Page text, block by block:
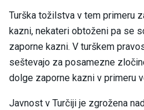
Turška tožilstva v tem primeru
kazni, nekateri obtoženi pa se
zaporne kazni. V turškem
seštevajo za posamezne
dolge zaporne kazni v primeru
Javnost v Turčiji je zgrožena